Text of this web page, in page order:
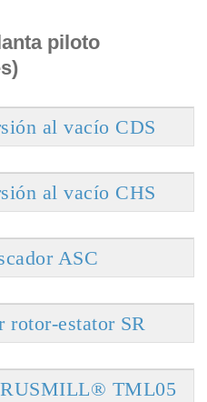
piloto
al vacío CDS
al vacío CHS
ASC
rotor-estator SR
TML05